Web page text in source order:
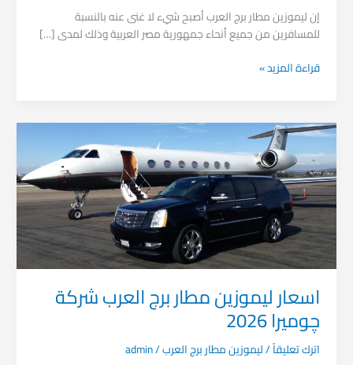
إن ليموزين مطار برج العرب أصبح شيء لا غنى عنه بالنسبة
للمسافرين من جميع أنحاء جمهورية مصر العربية وذلك لمدى […]
قراءة المزيد »
اسعار ليموزين مطار برج العرب شركة
چوميرا 2026
اترك تعليقاً/ليموزين مطار برج العرب/
admin
اسعار
ليموزين
مطار
برج
العرب
شركة
چوميرا
2026